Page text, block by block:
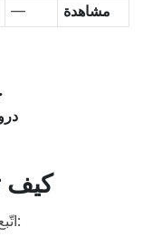
— مشاهدة
كيف
اتّبع الخطوات التالية لتحصل على أفضل نتيجة: